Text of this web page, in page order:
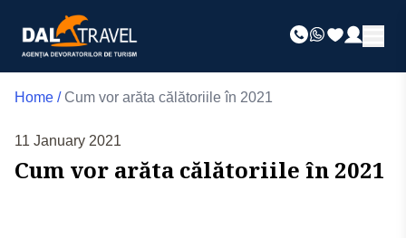
Home / Cum vor arăta călătoriile în 2021
11 January 2021
Cum vor arăta călătoriile în 2021